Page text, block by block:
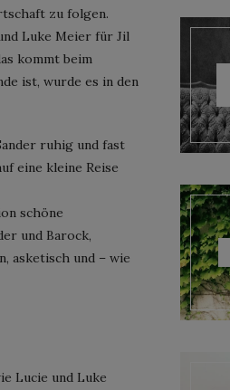
zu folgen.
Luke Meier für Jil
kommt beim
ist, wurde es in den
ruhig und fast
eine kleine Reise
schöne
und Barock,
asketisch und – wie
Lucie und Luke